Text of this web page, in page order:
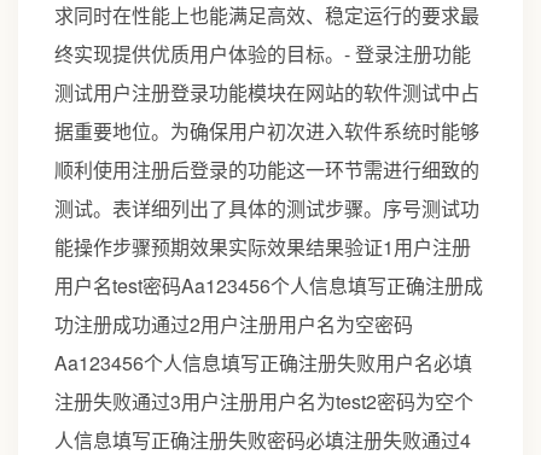
求同时在性能上也能满足高效、稳定运行的要求最
终实现提供优质用户体验的目标。- 登录注册功能
测试用户注册登录功能模块在网站的软件测试中占
据重要地位。为确保用户初次进入软件系统时能够
顺利使用注册后登录的功能这一环节需进行细致的
测试。表详细列出了具体的测试步骤。序号测试功
能操作步骤预期效果实际效果结果验证1用户注册
用户名test密码Aa123456个人信息填写正确注册成
功注册成功通过2用户注册用户名为空密码
Aa123456个人信息填写正确注册失败用户名必填
注册失败通过3用户注册用户名为test2密码为空个
人信息填写正确注册失败密码必填注册失败通过4